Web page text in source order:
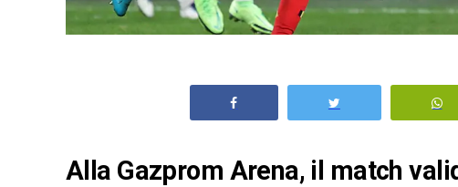
Alla Gazprom Arena, il match